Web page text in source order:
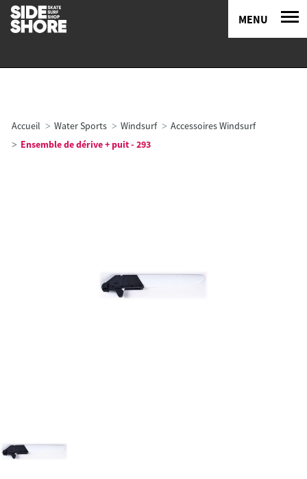
MENU
Accueil Water Sports Windsurf
Accessoires Windsurf
Ensemble de dérive + puit - 293